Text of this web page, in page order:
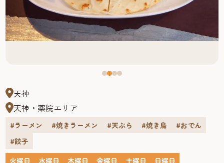
天神
天神・薬院エリア
#ラーメン #焼きラーメン #天ぷら #焼き鳥
#おでん
#餃子
火曜日
水曜日 木曜日 金曜日 土曜日
日曜日